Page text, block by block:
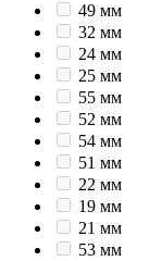
49 мм
32 мм
24 мм
25 мм
55 мм
52 мм
54 мм
51 мм
22 мм
19 мм
21 мм
53 мм